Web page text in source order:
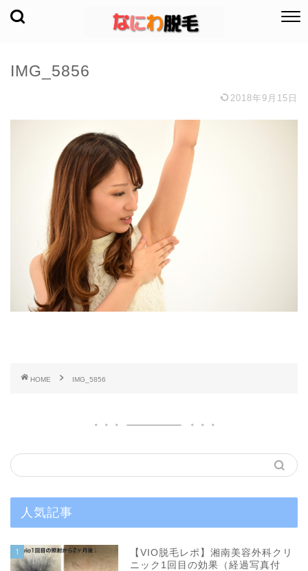
IMG_5856
2018年9月15日
HOME IMG_5856
人気記事
1
【VIO脱毛レポ】湘南美容外科クリ
ニック1回目の効果（経過写真付